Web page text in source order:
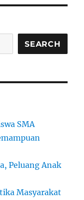
yang
Terjadi
dengan
Murid
SEARCH
SMA
Peluang Anak
Masyarakat